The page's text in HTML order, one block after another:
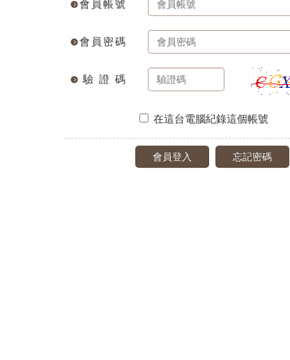
會員帳號
會員密碼
驗 證 碼
在這台電腦紀錄這個帳號
會員登入 忘記密碼